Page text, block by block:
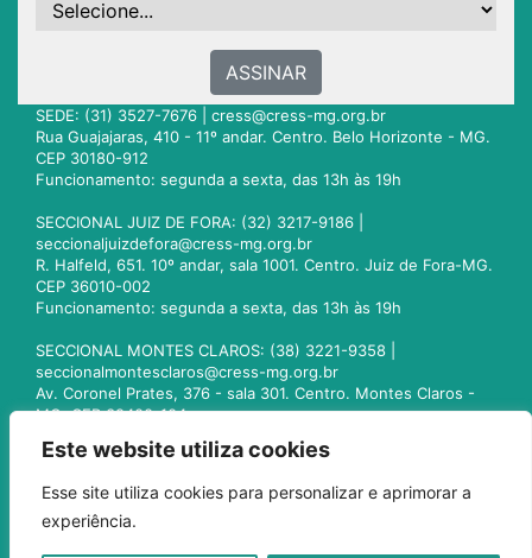
Este website utiliza cookies
Esse site utiliza cookies para personalizar e aprimorar a
experiência.
ASSINAR
SEDE: (31) 3527-7676 | cress@cress-mg.org.br
Rua Guajajaras, 410 - 11º andar. Centro. Belo Horizonte - MG.
CEP 30180-912
Funcionamento: segunda a sexta, das 13h às 19h
SECCIONAL JUIZ DE FORA: (32) 3217-9186 |
seccionaljuizdefora@cress-mg.org.br
R. Halfeld, 651. 10º andar, sala 1001. Centro. Juiz de Fora-MG.
CEP 36010-002
Funcionamento: segunda a sexta, das 13h às 19h
SECCIONAL MONTES CLAROS: (38) 3221-9358 |
seccionalmontesclaros@cress-mg.org.br
Av. Coronel Prates, 376 - sala 301. Centro. Montes Claros -
MG. CEP 39400-104
seccionaluberlandia@cress-mg.org.br
Av. Afonso Pena, 547 - sala 101. Uberlândia - MG. CEP